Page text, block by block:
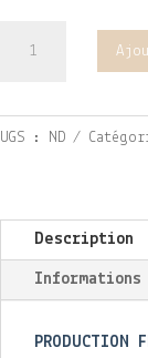
laine
d'agneau
UGS : ND
Description
Informations
PRODUCTION